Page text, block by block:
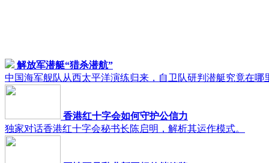
解放军潜艇“猎杀潜航”
中国海军舰队从西太平洋演练归来，自卫队研判潜艇究竟在哪
香港红十字会如何守护公信力
独家对话香港红十字会秘书长陈启明，解析其运作模式。